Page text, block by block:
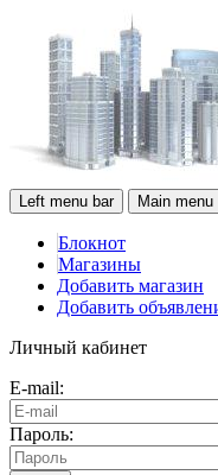
Left menu bar Main menu
Блокнот
Магазины
Добавить магазин
Добавить
Личный кабинет
E-mail:
Пароль: